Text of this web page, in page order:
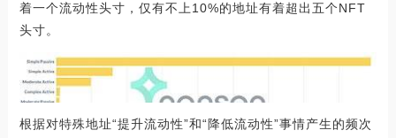
着一个流动性头寸，仅有不上10%的地址有着超出五个NFT
头寸。
根据对特殊地址“提升流动性”和“降低流动性”事情产生的频次